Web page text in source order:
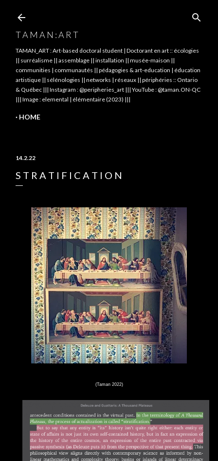
T A M A N : A R T
TAMAN_ART : Art-based doctoral student | Doctorant en art :: écologies
|| surréalisme || assemblage || installation || musée-maison ||
communities | communautés || pédagogies & art-education | éducation
artistique || sélénologies || networks | réseaux || périphéries :: Ontario
& Québec ||| Instagram : @peripheries_art ||| YouTube : @taman.ON-QC
||| Image : elemental | élémentaire (2023) |||
HOME
14.2.22
S T R A T I F I C A T I O N
(Taman 2022)